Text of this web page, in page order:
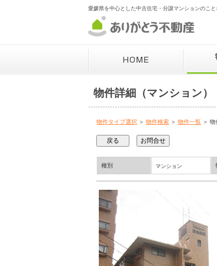
愛媛県を中心とした中古住宅・分譲マンションのこ
物件詳細（マンション）
物件タイプ選択 ＞ 物件検索 ＞ 物件一覧 ＞
種別 マンション